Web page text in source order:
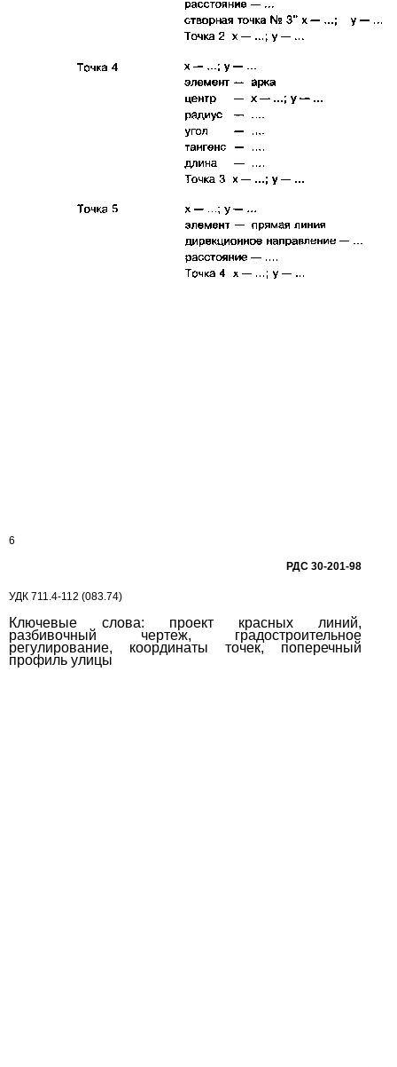
6
РДС 30-201-98
УДК 711.4-112 (083.74)
Ключевые слова: проект красных линий,
разбивочный чертеж, градостроительное
регулирование, координаты точек, поперечный
профиль улицы